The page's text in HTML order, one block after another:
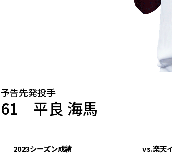
予告先発投手
61 平良 海馬
2023シーズン成績
vs.楽天